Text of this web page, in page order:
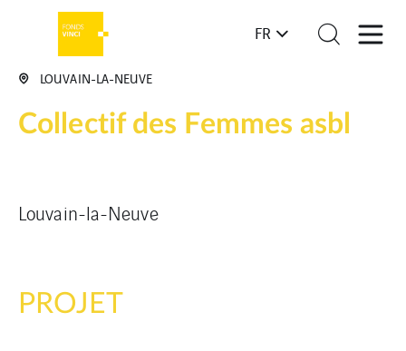
FR
LOUVAIN-LA-NEUVE
Collectif des Femmes asbl
Louvain-la-Neuve
PROJET